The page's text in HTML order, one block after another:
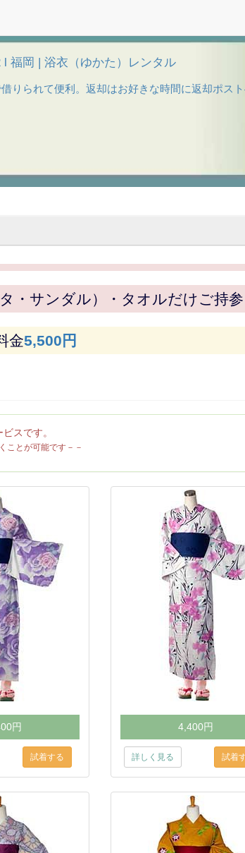
l 福岡 | 浴衣（ゆかた）レンタル
りられて便利。返却はお好きな時間に返却ポス
・サンダル）・タオルだけご持
金5,500円
スです。
とが可能です－－
円 4,400円
詳しく見る